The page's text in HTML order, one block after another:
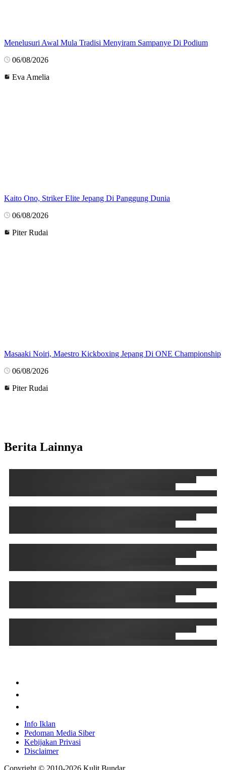
Menelusuri Awal Mula Tradisi Menyiram Sampanye Di Podium
06/08/2026
Eva Amelia
Kaito Ono, Striker Elite Jepang Di Panggung Dunia
06/08/2026
Piter Rudai
Masaaki Noiri, Maestro Kickboxing Jepang Di ONE Championship
06/08/2026
Piter Rudai
Berita Lainnya
Info Iklan
Pedoman Media Siber
Kebijakan Privasi
Disclaimer
Copyright © 2010-2026 Kulit Bundar